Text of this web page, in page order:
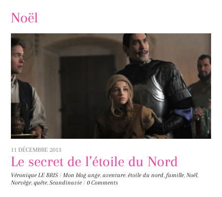
Noël
11 DÉCEMBRE 2013
Le secret de l’étoile du Nord
Véronique LE BRIS / Mon blog ange,aventure,étoile du nord, famille, Noël,
Norvège,quête,Scandinavie / 0 Comments